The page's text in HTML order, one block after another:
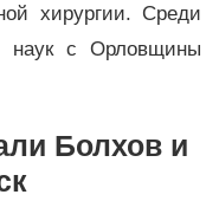
хирургии. Среди
наук с Орловщины
Болхов и